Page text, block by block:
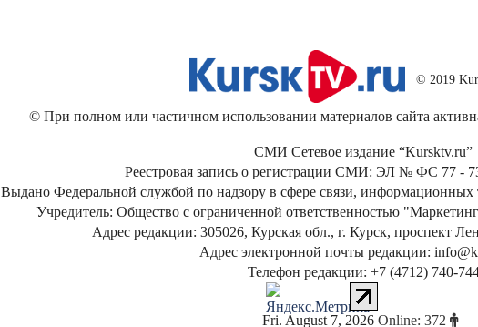
© 2019
© При полном или частичном использовании материалов сайта
СМИ Сетевое издание “Kursktv.ru”
Реестровая запись о регистрации СМИ: ЭЛ № ФС 77 -
Выдано Федеральной службой по надзору в сфере связи,
Учредитель: Общество с ограниченной ответственностью
Адрес редакции: 305026, Курская обл., г. Курск, проспект
Адрес электронной почты редакции:
Телефон редакции: +7 (4712) 740-
Fri. August 7, 2026 Online: 372